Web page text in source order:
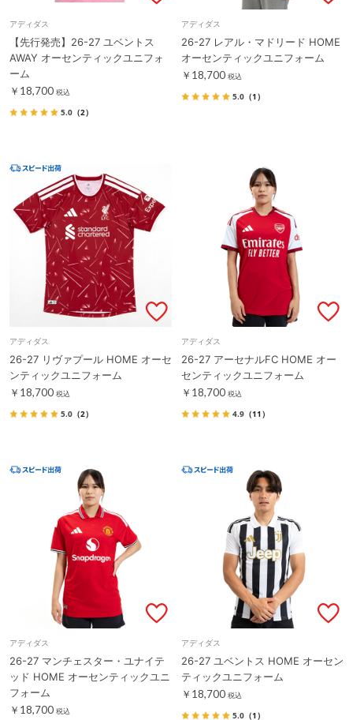
アディダス
【先行発売】26-27 ユベントス
AWAY オーセンティックユニフォ
ーム
￥18,700 税込
5.0 （2）
アディダス
26-27 レアル・マドリード HOME
オーセンティックユニフォーム
￥18,700 税込
5.0 （1）
アディダス
26-27 リヴァプール HOME オーセ
ンティックユニフォーム
￥18,700 税込
5.0 （2）
アディダス
26-27 アーセナルFC HOME オー
センティックユニフォーム
￥18,700 税込
4.9 （11）
アディダス
26-27 マンチェスター・ユナイテ
ッド HOME オーセンティックユニ
フォーム
￥18,700 税込
アディダス
26-27 ユベントス HOME オーセン
ティックユニフォーム
￥18,700 税込
5.0 （1）